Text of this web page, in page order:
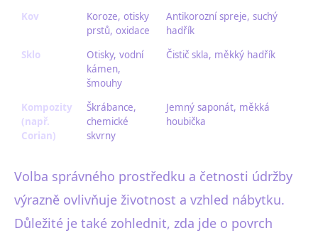
Kov
Koroze, otisky
prstů, oxidace
Antikorozní spreje, suchý
hadřík
Sklo
Otisky, vodní
kámen,
šmouhy
Čistič skla, měkký hadřík
Kompozity
(např.
Corian)
Škrábance,
chemické
skvrny
Jemný saponát, měkká
houbička
Volba správného prostředku a četnosti údržby
výrazně ovlivňuje životnost a vzhled nábytku.
Důležité je také zohlednit, zda jde o povrch